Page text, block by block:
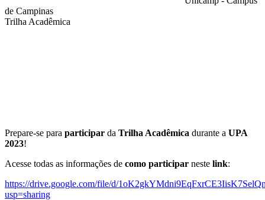
de Campinas
Trilha Acadêmica
Prepare-se para participar da Trilha Acadêmica durante a UPA
2023!
Acesse todas as informações de como participar neste link:
https://drive.google.com/file/d/
usp=sharing